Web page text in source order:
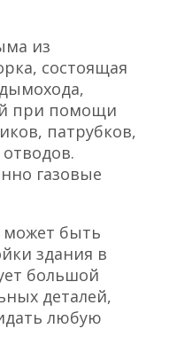
из
состоящая
дымохода,
при помощи
патрубков,
газовые
может быть
здания в
большой
деталей,
любую